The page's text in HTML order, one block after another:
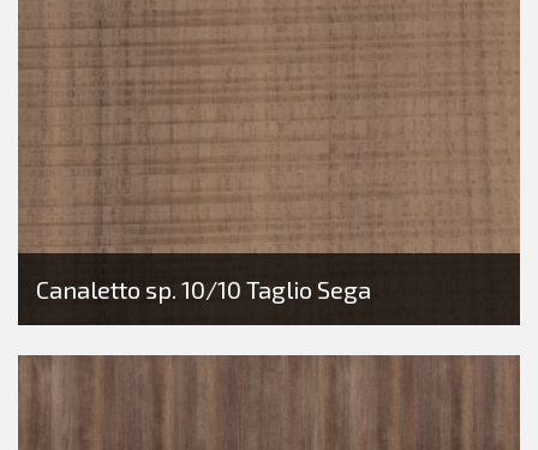
Canaletto sp. 10/10 Taglio Sega